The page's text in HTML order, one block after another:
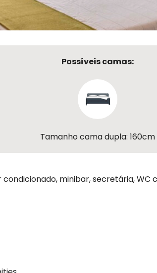
Possíveis camas:
Tamanho cama dupla: 160cm
minibar, secretária,